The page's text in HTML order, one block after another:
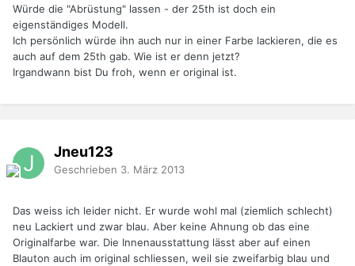
Würde die "Abrüstung" lassen - der 25th ist doch ein
eigenständiges Modell.
Ich persönlich würde ihn auch nur in einer Farbe lackieren, die es
auch auf dem 25th gab. Wie ist er denn jetzt?
Irgandwann bist Du froh, wenn er original ist.
Jneu123
Geschrieben 3. März 2013
Das weiss ich leider nicht. Er wurde wohl mal (ziemlich schlecht)
neu Lackiert und zwar blau. Aber keine Ahnung ob das eine
Originalfarbe war. Die Innenausstattung lässt aber auf einen
Blauton auch im original schliessen, weil sie zweifarbig blau und